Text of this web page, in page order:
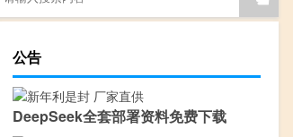
公告
DeepSeek全套部署资料免费下载